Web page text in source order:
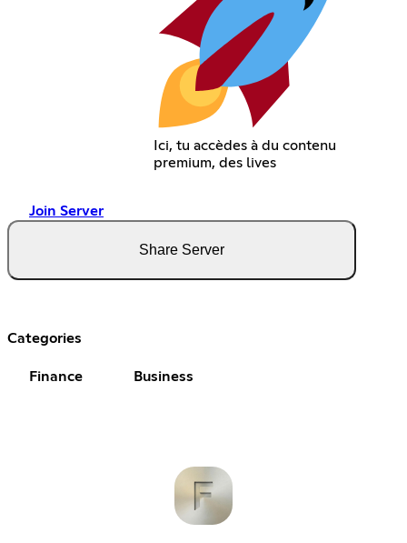
Ici, tu accèdes à du contenu
premium, des lives
Join Server
Share Server
Categories
Finance Business